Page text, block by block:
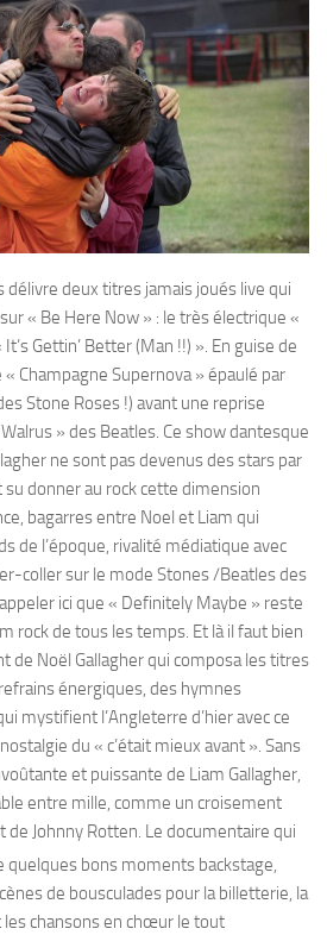
délivre deux titres jamais joués live qui
« Be Here Now » : le très électrique «
Gettin’ Better (Man !!) ». En guise de
Champagne Supernova » épaulé par
Stone Roses !) avant une reprise
» des Beatles. Ce show dantesque
ne sont pas devenus des stars par
su donner au rock cette dimension
bagarres entre Noel et Liam qui
de l’époque, rivalité médiatique avec
coller sur le mode Stones /Beatles des
ici que « Definitely Maybe » reste
rock de tous les temps. Et là il faut bien
de Noël Gallagher qui composa les titres
énergiques, des hymnes
mystifient l’Angleterre d’hier avec ce
du « c’était mieux avant ». Sans
et puissante de Liam Gallagher,
entre mille, comme un croisement
de Johnny Rotten. Le documentaire qui
quelques bons moments backstage,
de bousculades pour la billetterie, la
chansons en chœur le tout